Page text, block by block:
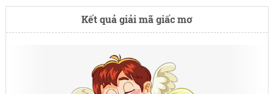
Kết quả giải mã giấc mơ